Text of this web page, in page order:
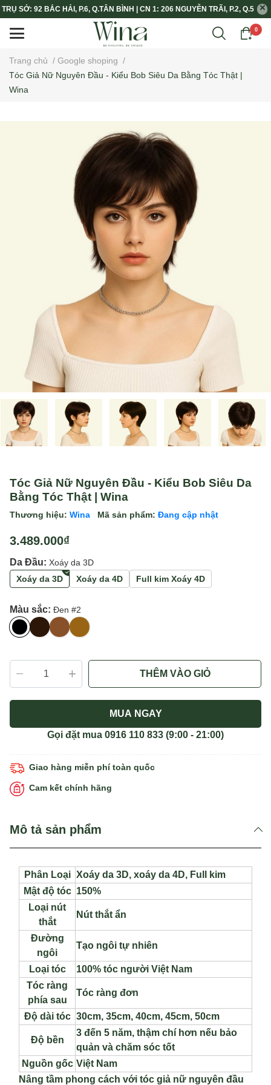
TRỤ SỞ: 92 BẮC HẢI, P.6, Q.TÂN BÌNH | CN 1: 206 NGUYỄN TRÃI, P.2, Q.5
0
Trang chủ / Google shoping /
Tóc Giả Nữ Nguyên Đầu - Kiểu Bob Siêu Da Bằng Tóc Thật |
Wina
Tóc Giả Nữ Nguyên Đầu - Kiểu Bob Siêu Da
Bằng Tóc Thật | Wina
Thương hiệu: Wina Mã sản phẩm: Đang cập nhật
3.489.000₫
Da Đầu: Xoáy da 3D
Xoáy da 3D
Xoáy da 4D Full kim Xoáy 4D
Màu sắc: Đen #2
THÊM VÀO GIỎ
MUA NGAY
Gọi đặt mua 0916 110 833 (9:00 - 21:00)
Giao hàng miễn phí toàn quốc
Cam kết chính hãng
Mô tả sản phẩm
Phân Loại Xoáy da 3D, xoáy da 4D, Full kim
Mật độ tóc 150%
Loại nút
thắt
Nút thắt ẩn
Đường
ngôi
Tạo ngôi tự nhiên
Loại tóc
100% tóc người Việt Nam
Tóc ràng
phía sau
Tóc ràng đơn
Độ dài tóc 30cm, 35cm, 40cm, 45cm, 50cm
Độ bền
3 đến 5 năm, thậm chí hơn nếu bảo
quản và chăm sóc tốt
Nguồn gốc Việt Nam
Nâng tầm phong cách với tóc giả nữ nguyên đầu